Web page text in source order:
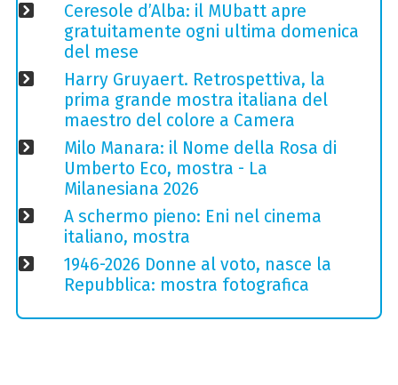
Ceresole d’Alba: il MUbatt apre
gratuitamente ogni ultima domenica
del mese
Harry Gruyaert. Retrospettiva, la
prima grande mostra italiana del
maestro del colore a Camera
Milo Manara: il Nome della Rosa di
Umberto Eco, mostra - La
Milanesiana 2026
A schermo pieno: Eni nel cinema
italiano, mostra
1946-2026 Donne al voto, nasce la
Repubblica: mostra fotografica